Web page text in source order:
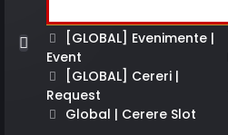
[GLOBAL] Evenimente |
Event
[GLOBAL] Cereri |
Request
Global | Cerere Slot